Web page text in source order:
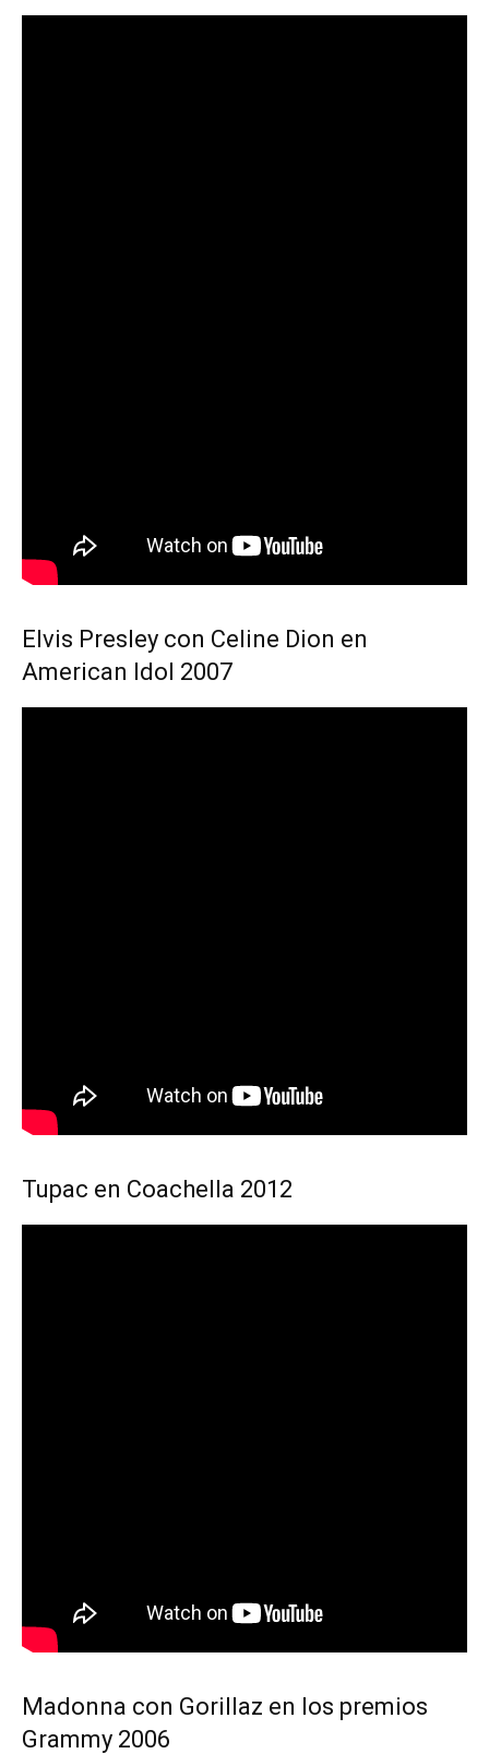
Elvis Presley con Celine Dion en
American Idol 2007
Tupac en Coachella 2012
Madonna con Gorillaz en los premios
Grammy 2006